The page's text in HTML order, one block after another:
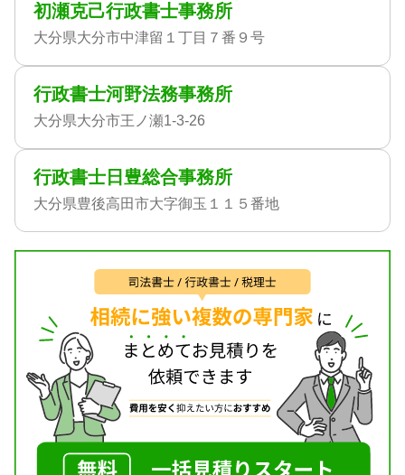
初瀬克己行政書士事務所
大分県大分市中津留１丁目７番９号
行政書士河野法務事務所
大分県大分市王ノ瀬1-3-26
行政書士日豊総合事務所
大分県豊後高田市大字御玉１１５番地